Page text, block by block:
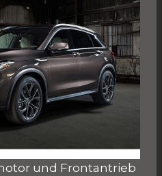
und Frontantrieb